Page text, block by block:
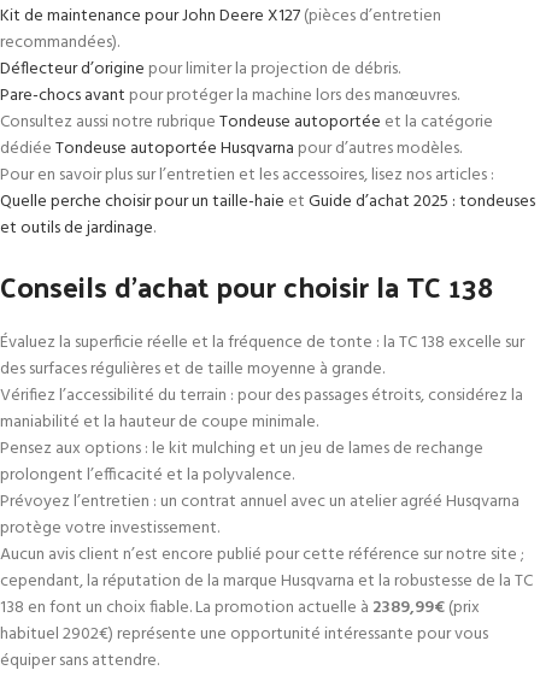
Kit de maintenance pour John Deere X127(pièces d’entretien
recommandées).
Déflecteur d’origine pour limiter la projection de débris.
Pare-chocs avant pour protéger la machine lors des manœuvres.
Consultez aussi notre rubriqueTondeuse autoportée et la catégorie
dédiéeTondeuse autoportée Husqvarna pour d’autres modèles.
Pour en savoir plus sur l’entretien et les accessoires, lisez nos articles :
Quelle perche choisir pour un taille-haie etGuide d’achat 2025 : tondeuses
et outils de jardinage.
Conseils d’achat pour choisir la TC 138
Évaluez la superficie réelle et la fréquence de tonte : la TC 138 excelle sur
des surfaces régulières et de taille moyenne à grande.
Vérifiez l’accessibilité du terrain : pour des passages étroits, considérez la
maniabilité et la hauteur de coupe minimale.
Pensez aux options : le kit mulching et un jeu de lames de rechange
prolongent l’efficacité et la polyvalence.
Prévoyez l’entretien : un contrat annuel avec un atelier agréé Husqvarna
protège votre investissement.
Aucun avis client n’est encore publié pour cette référence sur notre site ;
cependant, la réputation de la marque Husqvarna et la robustesse de la TC
138 en font un choix fiable. La promotion actuelle à 2389,99€(prix
habituel 2902€) représente une opportunité intéressante pour vous
équiper sans attendre.